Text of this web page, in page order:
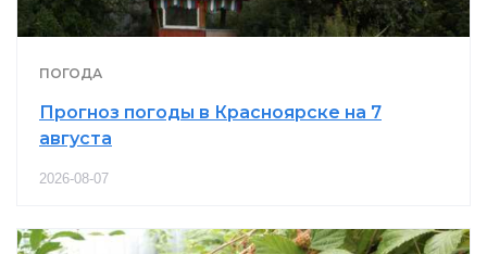
ПОГОДА
Прогноз погоды в Красноярске на 7
августа
2026-08-07